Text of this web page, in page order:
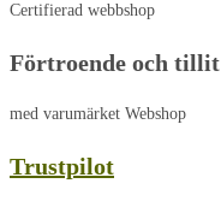
Certifierad webbshop
Förtroende och tillit
med varumärket Webshop
Trustpilot